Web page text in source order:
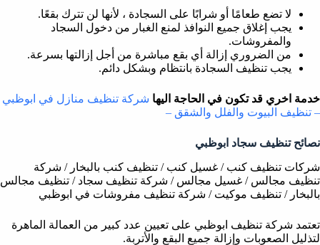
لا تضع طعامًا أو شرابًا على السجادة ، لأنها لن تترك بقعًا.
يجب إغلاق جميع النوافذ لمنع الغبار من دخول السجاد
والمفروشات.
من الضروري إزالة أي بقع مباشرة من أجل إزالتها بسرعة.
يجب تنظيف السجادة بانتظام وبشكل دائم.
خدمة اخري قد تكون في الحاجة اليها شركة تنظيف منازل في ابوظبي
– تنظيف البيوت والفلل والشقق –
نصائح تنظيف سجاد ابوظبي
شركات تنظيف كنب / غسيل كنب / تنظيف كنب بالبخار / شركة
تنظيف مجالس / غسيل مجالس / شركة تنظيف سجاد / تنظيف مجالس
بالبخار / تنظيف موكيت / شركة تنظيف مفروشات في ابوظبي
تعتمد شركة تنظيف ابوظبي على تعيين عدد كبير من العمالة الماهرة
لتذليل الصعوبات وإزالة جميع البقع والأتربة.